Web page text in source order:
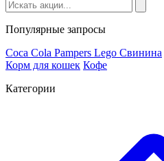
Популярные запросы
Coca Cola Pampers Lego Cвинина
Корм для кошек Кофе
Категории